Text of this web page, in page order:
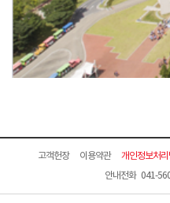
고객헌장 이용약관 개인정보처
안내전화 041-